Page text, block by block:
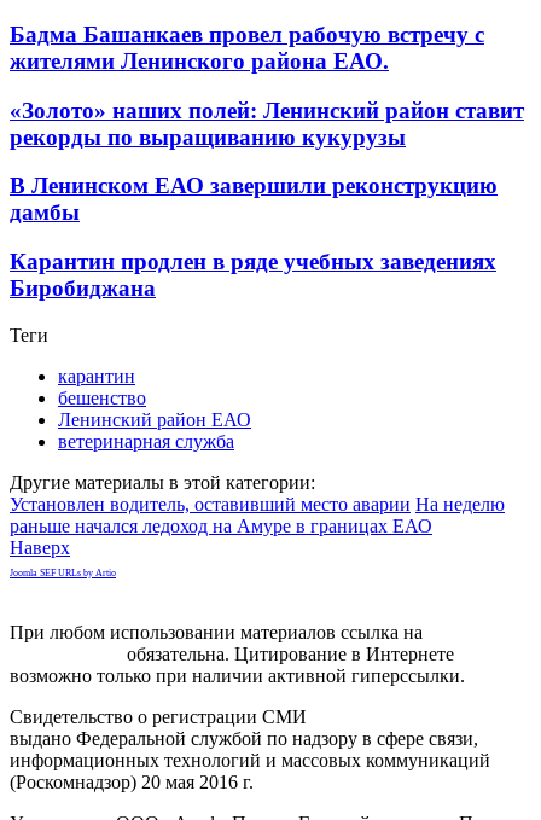
Бадма Башанкаев провел рабочую встречу с
жителями Ленинского района ЕАО.
«Золото» наших полей: Ленинский район ставит
рекорды по выращиванию кукурузы
В Ленинском ЕАО завершили реконструкцию
дамбы
Карантин продлен в ряде учебных заведениях
Биробиджана
Теги
карантин
бешенство
Ленинский район ЕАО
ветеринарная служба
Другие материалы в этой категории:
Установлен водитель, оставивший место аварии На неделю
раньше начался ледоход на Амуре в границах ЕАО
Наверх
Joomla SEF URLs by Artio
При любом использовании материалов ссылка на
обязательна. Цитирование в Интернете
возможно только при наличии активной гиперссылки.
Свидетельство о регистрации СМИ
выдано Федеральной службой по надзору в сфере связи,
информационных технологий и массовых коммуникаций
(Роскомнадзор) 20 мая 2016 г.